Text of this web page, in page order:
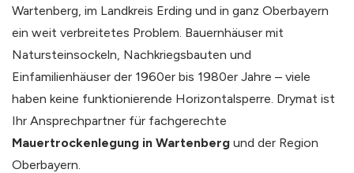
Wartenberg, im Landkreis Erding und in ganz Oberbayern
ein weit verbreitetes Problem. Bauernhäuser mit
Natursteinsockeln, Nachkriegsbauten und
Einfamilienhäuser der 1960er bis 1980er Jahre – viele
haben keine funktionierende Horizontalsperre. Drymat ist
Ihr Ansprechpartner für fachgerechte
Mauertrockenlegung in Wartenberg und der Region
Oberbayern.